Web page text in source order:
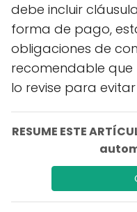
debe incluir
forma de pago,
obligaciones de
recomendable
lo revise para
RESUME ESTE